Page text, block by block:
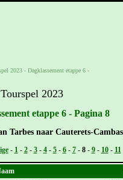
2023 - Dagklassement etappe 6 -
2023
etappe 6 - Pagina 8
Tarbes naar Cauterets-
- 1- 2- 3- 4- 5- 6- 7- 8- 9- 10- 11